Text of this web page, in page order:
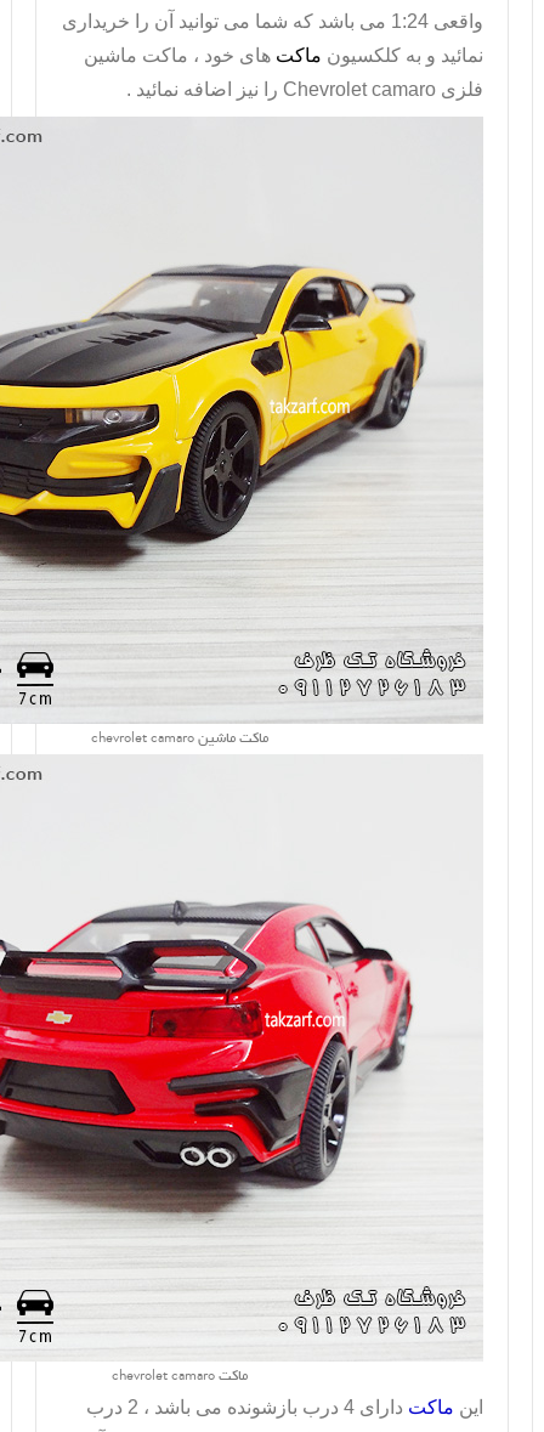
واقعی 1:24 می باشد که شما می توانید آن را خریداری
نمائید و به کلکسیون ماکت های خود ، ماکت ماشین
فلزی Chevrolet camaro را نیز اضافه نمائید .
ماکت ماشین chevrolet camaro
ماکت chevrolet camaro
این ماکت
دارای 4 درب بازشونده می باشد ، 2 درب